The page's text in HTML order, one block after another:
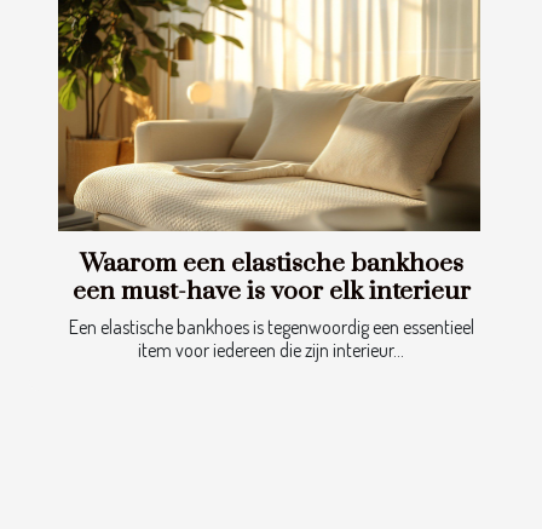
Waarom een elastische bankhoes
een must-have is voor elk interieur
Een elastische bankhoes is tegenwoordig een essentieel
item voor iedereen die zijn interieur...